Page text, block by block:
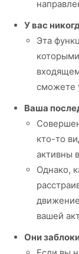
У вас
Эта
сможете
Ваша
кто-то
активны
Однако,
вашей
Они